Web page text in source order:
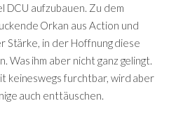
DCU aufzubauen. Zu dem
Orkan aus Action und
Stärke, in der Hoffnung diese
Was ihm aber nicht ganz gelingt.
keineswegs furchtbar, wird aber
auch enttäuschen.